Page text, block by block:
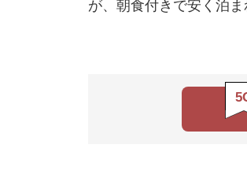
が、朝食付きで安く泊